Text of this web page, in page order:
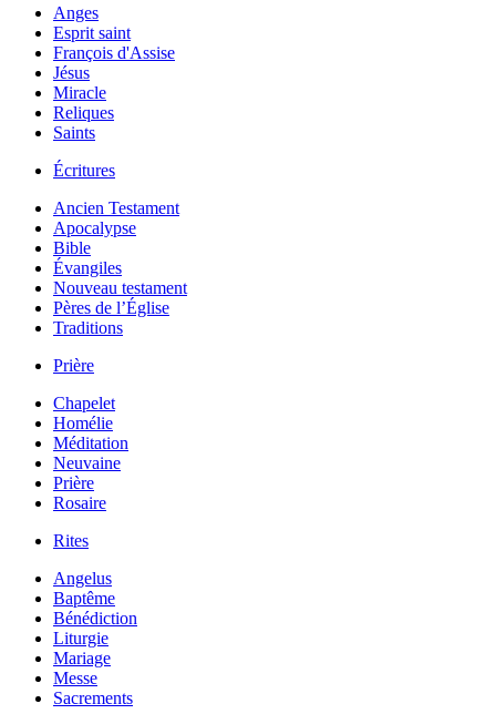
Anges
Esprit saint
François d'Assise
Jésus
Miracle
Reliques
Saints
Écritures
Ancien Testament
Apocalypse
Bible
Évangiles
Nouveau testament
Pères de l’Église
Traditions
Prière
Chapelet
Homélie
Méditation
Neuvaine
Prière
Rosaire
Rites
Angelus
Baptême
Bénédiction
Liturgie
Mariage
Messe
Sacrements